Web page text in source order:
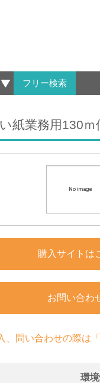
フリー検索
紙業務用130ｍ
購入サイトは
お問い合わ
、問い合わせの際は
環